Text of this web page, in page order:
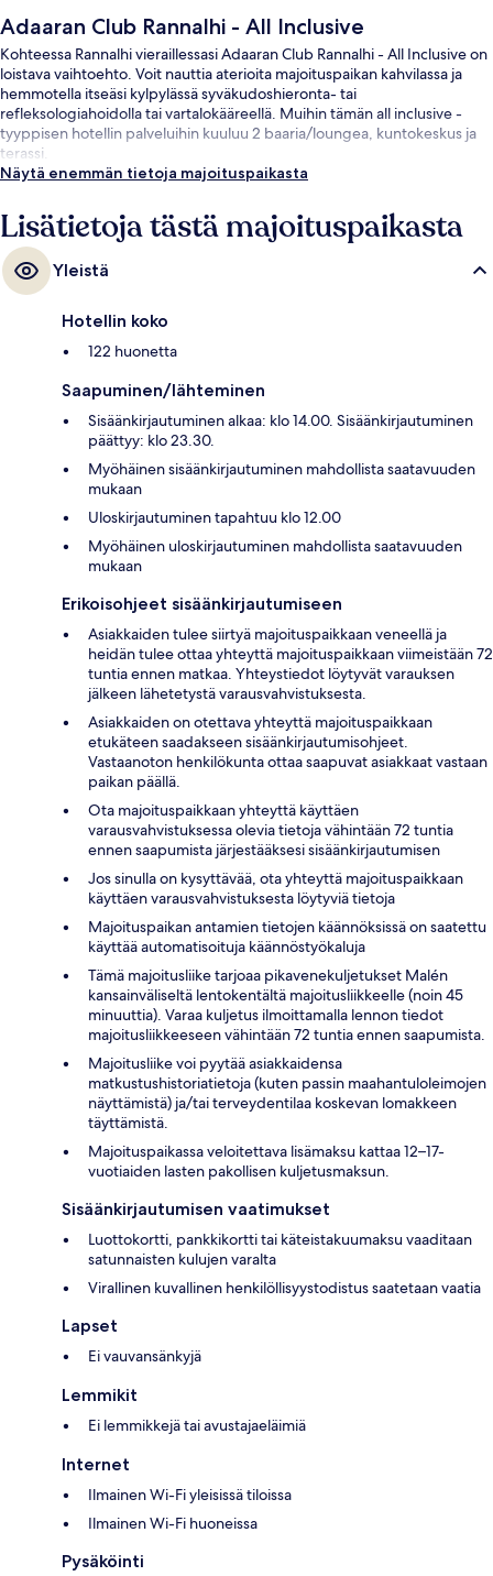
Adaaran Club Rannalhi - All Inclusive
Kohteessa Rannalhi vieraillessasi Adaaran Club Rannalhi - All Inclusive on
loistava vaihtoehto. Voit nauttia aterioita majoituspaikan kahvilassa ja
hemmotella itseäsi kylpylässä syväkudoshieronta- tai
refleksologiahoidolla tai vartalokääreellä. Muihin tämän all inclusive -
tyyppisen hotellin palveluihin kuuluu 2 baaria/loungea, kuntokeskus ja
terassi.
Näytä enemmän tietoja majoituspaikasta
Lisätietoja tästä majoituspaikasta
Yleistä
Hotellin koko
122 huonetta
Saapuminen/lähteminen
Sisäänkirjautuminen alkaa: klo 14.00. Sisäänkirjautuminen
päättyy: klo 23.30.
Myöhäinen sisäänkirjautuminen mahdollista saatavuuden
mukaan
Uloskirjautuminen tapahtuu klo 12.00
Myöhäinen uloskirjautuminen mahdollista saatavuuden
mukaan
Erikoisohjeet sisäänkirjautumiseen
Asiakkaiden tulee siirtyä majoituspaikkaan veneellä ja
heidän tulee ottaa yhteyttä majoituspaikkaan viimeistään 72
tuntia ennen matkaa. Yhteystiedot löytyvät varauksen
jälkeen lähetetystä varausvahvistuksesta.
Asiakkaiden on otettava yhteyttä majoituspaikkaan
etukäteen saadakseen sisäänkirjautumisohjeet.
Vastaanoton henkilökunta ottaa saapuvat asiakkaat vastaan
paikan päällä.
Ota majoituspaikkaan yhteyttä käyttäen
varausvahvistuksessa olevia tietoja vähintään 72 tuntia
ennen saapumista järjestääksesi sisäänkirjautumisen
Jos sinulla on kysyttävää, ota yhteyttä majoituspaikkaan
käyttäen varausvahvistuksesta löytyviä tietoja
Majoituspaikan antamien tietojen käännöksissä on saatettu
käyttää automatisoituja käännöstyökaluja
Tämä majoitusliike tarjoaa pikavenekuljetukset Malén
kansainväliseltä lentokentältä majoitusliikkeelle (noin 45
minuuttia). Varaa kuljetus ilmoittamalla lennon tiedot
majoitusliikkeeseen vähintään 72 tuntia ennen saapumista.
Majoitusliike voi pyytää asiakkaidensa
matkustushistoriatietoja (kuten passin maahantuloleimojen
näyttämistä) ja/tai terveydentilaa koskevan lomakkeen
täyttämistä.
Majoituspaikassa veloitettava lisämaksu kattaa 12–17-
vuotiaiden lasten pakollisen kuljetusmaksun.
Sisäänkirjautumisen vaatimukset
Luottokortti, pankkikortti tai käteistakuumaksu vaaditaan
satunnaisten kulujen varalta
Virallinen kuvallinen henkilöllisyystodistus saatetaan vaatia
Lapset
Ei vauvansänkyjä
Lemmikit
Ei lemmikkejä tai avustajaeläimiä
Internet
Ilmainen Wi-Fi yleisissä tiloissa
Ilmainen Wi-Fi huoneissa
Pysäköinti